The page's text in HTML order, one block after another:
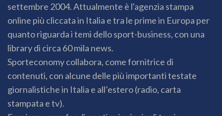
settembre 2004. Attualmente è l'agenzia stampa
online più cliccata in Italia e tra le prime in Europa per
quanto riguarda i temi dello sport-business, con una
library di circa 60 mila news.
Sporteconomy collabora, come fornitrice di
contenuti, con alcune delle più importanti testate
giornalistiche in Italia e all’estero (radio, carta
stampata e tv).